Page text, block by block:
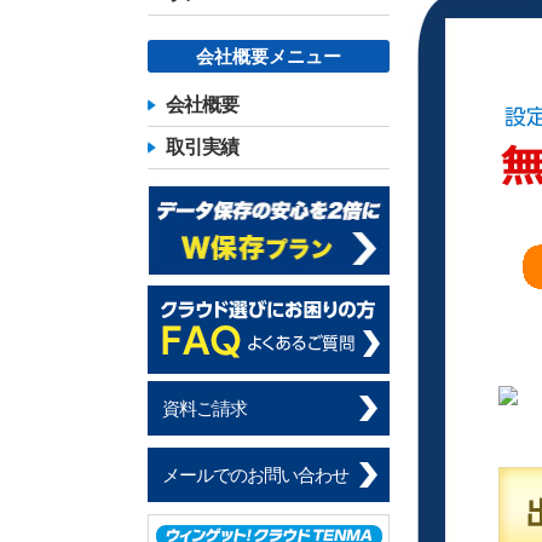
会社概要メニュー
会社概要
取引実績
資料ご請求
メールでのお問い合わせ